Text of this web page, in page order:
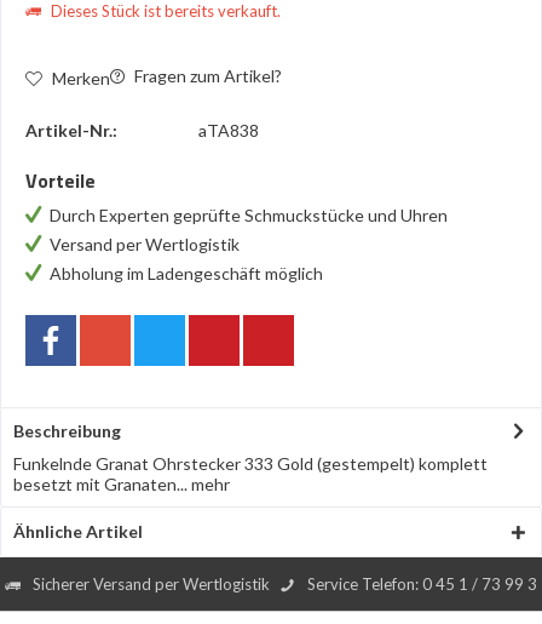
Dieses Stück ist bereits verkauft.
Merken Fragen zum Artikel?
Artikel-Nr.: aTA838
Vorteile
Durch Experten geprüfte Schmuckstücke und Uhren
Versand per Wertlogistik
Abholung im Ladengeschäft möglich
Beschreibung
Funkelnde Granat Ohrstecker 333 Gold (gestempelt) komplett
besetzt mit Granaten...mehr
Ähnliche Artikel
Sicherer Versand per Wertlogistik Service Telefon: 0 45 1 / 73 99 3